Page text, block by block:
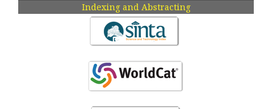
Indexing and Abstracting